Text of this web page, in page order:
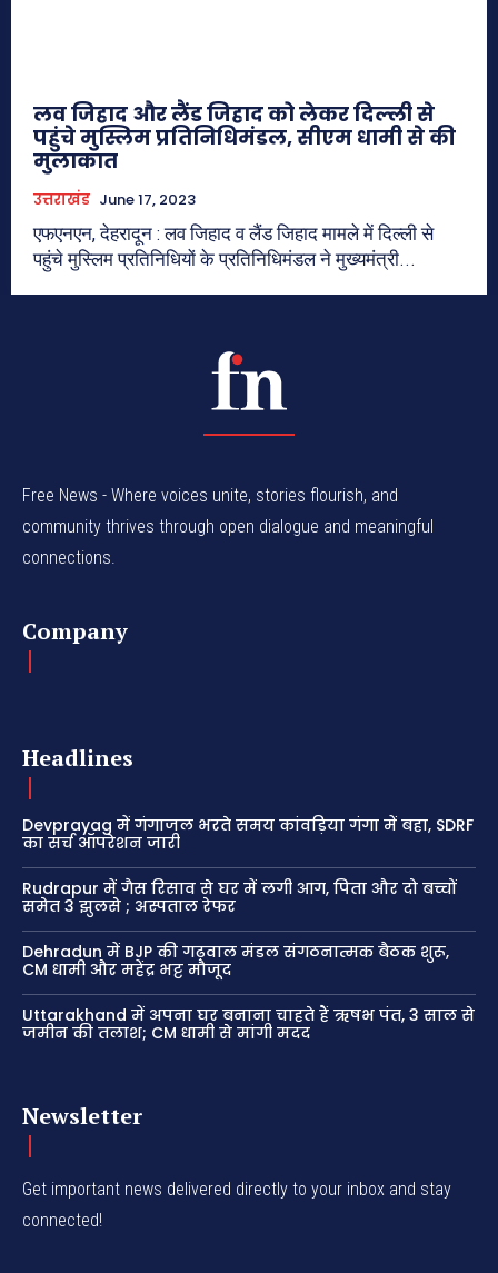
लव जिहाद और लैंड जिहाद को लेकर दिल्ली से
पहुंचे मुस्लिम प्रतिनिधिमंडल, सीएम धामी से की
मुलाकात
उत्तराखंड June 17, 2023
एफएनएन, देहरादून : लव जिहाद व लैंड जिहाद मामले में दिल्ली से
पहुंचे मुस्लिम प्रतिनिधियों के प्रतिनिधिमंडल ने मुख्यमंत्री...
Free News - Where voices unite, stories flourish, and
community thrives through open dialogue and meaningful
connections.
Company
Headlines
Devprayag में गंगाजल भरते समय कांवड़िया गंगा में बहा, SDRF
का सर्च ऑपरेशन जारी
Rudrapur में गैस रिसाव से घर में लगी आग, पिता और दो बच्चों
समेत 3 झुलसे ; अस्पताल रेफर
Dehradun में BJP की गढ़वाल मंडल संगठनात्मक बैठक शुरू,
CM धामी और महेंद्र भट्ट मौजूद
Uttarakhand में अपना घर बनाना चाहते हैं ऋषभ पंत, 3 साल से
जमीन की तलाश; CM धामी से मांगी मदद
Newsletter
Get important news delivered directly to your inbox and stay
connected!